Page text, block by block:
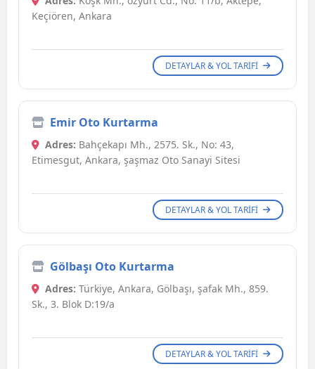
Keçiören, Ankara
DETAYLAR & YOL TARIFI
Emir Oto Kurtarma
Adres: Bahçekapı Mh., 2575. Sk., No: 43,
Etimesgut, Ankara, şaşmaz Oto Sanayi Sitesi
DETAYLAR & YOL TARIFI
Gölbaşı Oto Kurtarma
Adres: Türkiye, Ankara, Gölbaşı, şafak Mh., 859.
Sk., 3. Blok D:19/a
DETAYLAR & YOL TARIFI